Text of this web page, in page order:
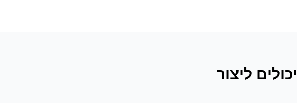
יכולים ליצור